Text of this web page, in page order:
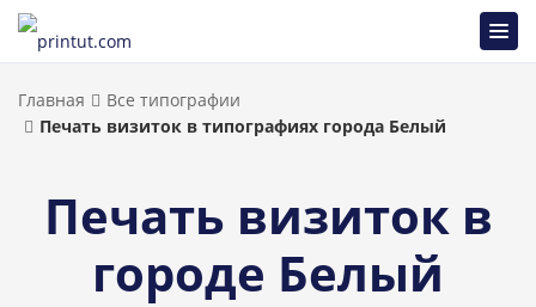
Главная
Все типографии
Печать визиток в типографиях города Белый
Печать визиток в
городе Белый